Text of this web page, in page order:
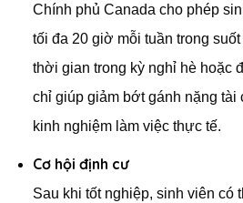
Chính phủ Canada cho phép
tối đa 20 giờ mỗi tuần trong
thời gian trong kỳ nghỉ hè hoặc
chỉ giúp giảm bớt gánh nặng tài
kinh nghiệm làm việc thực tế.
Cơ hội định cư
Sau khi tốt nghiệp, sinh viên có